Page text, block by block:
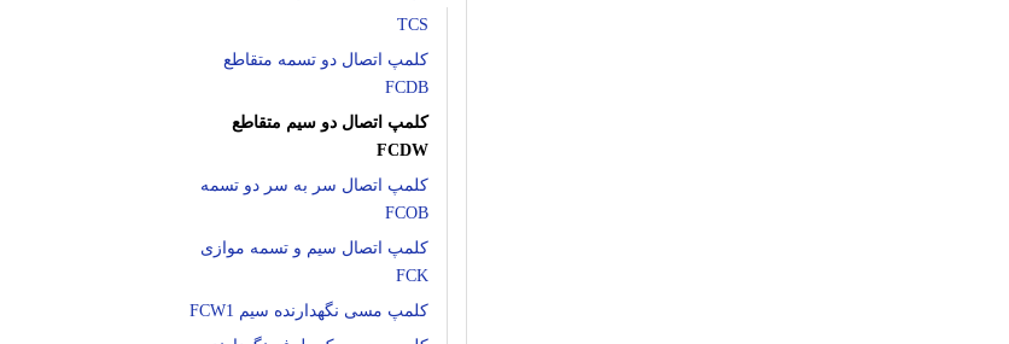
TCS
کلمپ اتصال دو تسمه متقاطع
FCDB
کلمپ اتصال دو سیم متقاطع
FCDW
کلمپ اتصال سر به سر دو تسمه
FCOB
کلمپ اتصال سیم و تسمه موازی
FCK
کلمپ مسی نگهدارنده سیم FCW1